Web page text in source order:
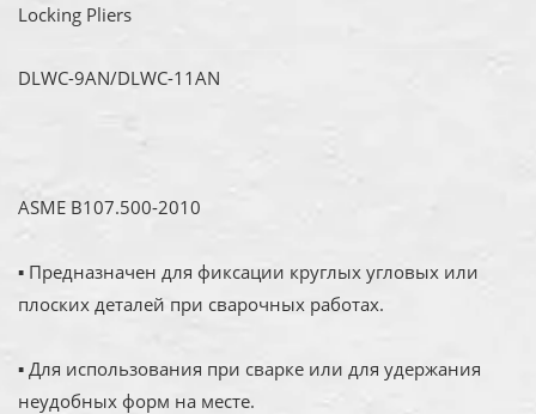
Locking Pliers
DLWC-9AN/DLWC-11AN
ASME B107.500-2010
▪ Предназначен для фиксации круглых угловых или
плоских деталей при сварочных работах.
▪ Для использования при сварке или для удержания
неудобных форм на месте.